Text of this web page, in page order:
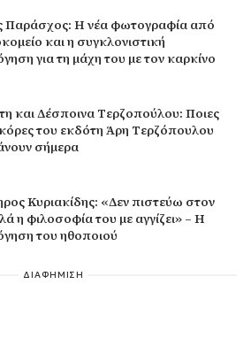
Παράσχος: Η νέα φωτογραφία από
και η συγκλονιστική
για τη μάχη του με τον καρκίνο
και Δέσποινα Τερζοπούλου: Ποιες
κόρες του εκδότη Άρη Τερζόπουλου
σήμερα
Κυριακίδης: «Δεν πιστεύω στον
η φιλοσοφία του με αγγίζει» – Η
του ηθοποιού
ΔΙΑΦΗΜΙΣΗ